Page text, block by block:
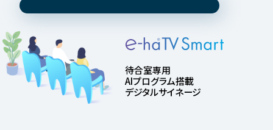
待合室専用
AIプログラム搭載
デジタルサイネージ